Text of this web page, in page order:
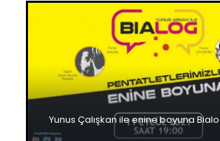
Yunus Çalışkan ile enine boyuna